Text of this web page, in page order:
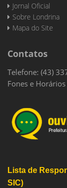
Jornal Oficial
Sobre Londrina
Mapa do Site
Contatos
Telefone: (43)
Fones e
Lista de
SIC)